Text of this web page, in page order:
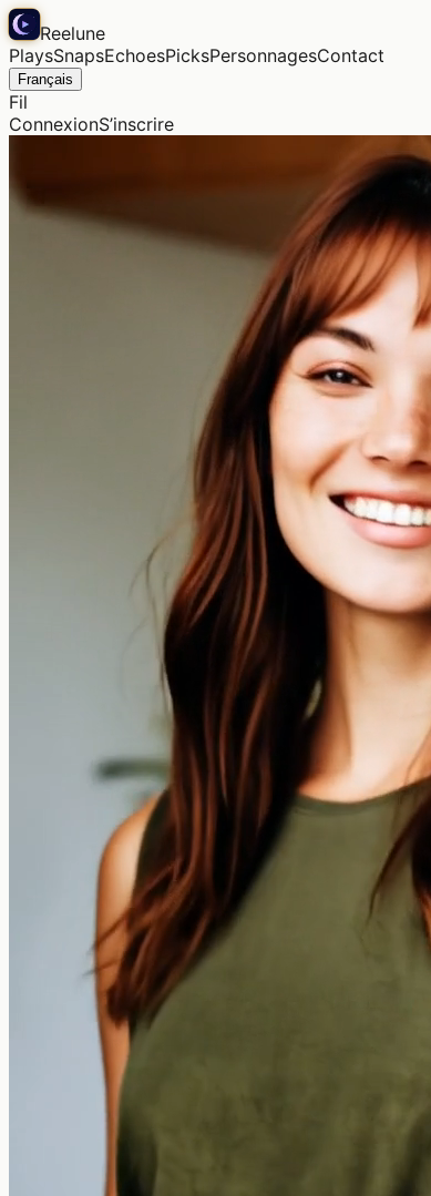
Reelune
PlaysSnapsEchoesPicksPersonnagesContact
Français
Fil
ConnexionS’inscrire